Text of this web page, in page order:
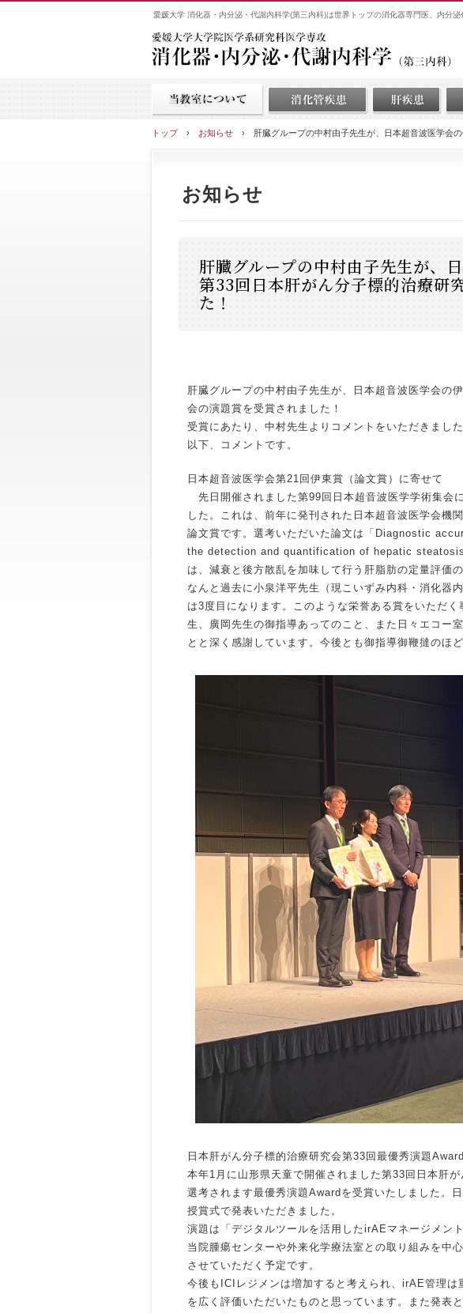
愛媛大学 消化器・内分泌・代謝内科学(第三内科)は世界トップの消化器専門医、内分
トップ› お知らせ › 肝臓グループの中村由子先生が、日本超音波医学会
お知らせ
肝臓グループの中村由子先生が、
第33回日本肝がん分子標的治療研
た！
肝臓グループの中村由子先生が、日本超音波医学会の
会の演題賞を受賞されました！
受賞にあたり、中村先生よりコメントをいただきまし
以下、コメントです。
日本超音波医学会第21回伊東賞（論文賞）に寄せて
先日開催されました第99回日本超音波医学学術集会
した。これは、前年に発刊された日本超音波医学会機
論文賞です。選考いただいた論文は「Diagnostic
the detection and quantification of hepatic
は、減衰と後方散乱を加味して行う肝脂肪の定量評価
なんと過去に小泉洋平先生（現こいずみ内科・消化器
は3度目になります。このような栄誉ある賞をいただ
生、廣岡先生の御指導あってのこと、また日々エコー
とと深く感謝しています。今後とも御指導御鞭撻のほ
日本肝がん分子標的治療研究会第33回最優秀演題
本年1月に山形県天童で開催されました第33回日本肝
選考されます最優秀演題Awardを受賞いたしました。
授賞式で発表いただきました。
演題は「デジタルツールを活用したirAEマネージメン
当院腫瘍センターや外来化学療法室との取り組みを中
させていただく予定です。
今後もICIレジメンは増加すると考えられ、irAE管理
を広く評価いただいたものと思っています。また発表